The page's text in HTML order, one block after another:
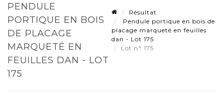
PENDULE
PORTIQUE EN BOIS
DE PLACAGE
MARQUETÉ EN
FEUILLES DAN - LOT
175
Résultat
Pendule portique en bois de
placage marqueté en feuilles
dan - Lot 175
Lot n° 175